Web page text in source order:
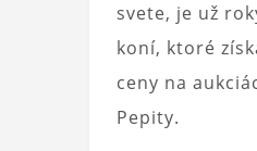
svete, je už
koní, ktoré
ceny na
Pepity.